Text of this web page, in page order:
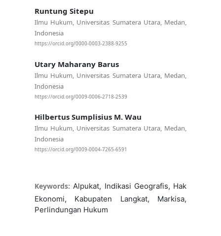
Runtung Sitepu
Ilmu Hukum, Universitas Sumatera Utara, Medan,
Indonesia
https://orcid.org/0000-0003-2388-9255
Utary Maharany Barus
Ilmu Hukum, Universitas Sumatera Utara, Medan,
Indonesia
https://orcid.org/0009-0006-2718-2539
Hilbertus Sumplisius M. Wau
Ilmu Hukum, Universitas Sumatera Utara, Medan,
Indonesia
https://orcid.org/0009-0004-7265-6591
Keywords:Alpukat, Indikasi Geografis, Hak
Ekonomi, Kabupaten Langkat, Markisa,
Perlindungan Hukum